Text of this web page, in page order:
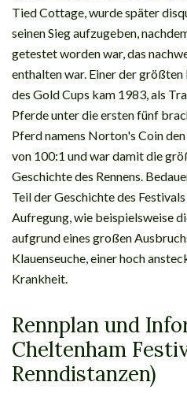
Tied Cottage, wurde später
seinen Sieg aufzugeben,
getestet worden war, das
enthalten war. Einer der
des Gold Cups kam 1983, als
Pferde unter die ersten fünf
Pferd namens Norton's Coin
von 100:1 und war damit die
Geschichte des Rennens.
Teil der Geschichte des
Aufregung, wie beispielsweise
aufgrund eines großen
Klauenseuche, einer hoch
Krankheit.
Rennplan und
Cheltenham
Renndistanzen)